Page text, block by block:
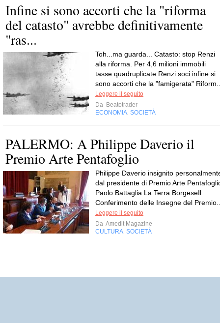
Infine si sono accorti che la "riforma
del catasto" avrebbe definitivamente
"ras...
Toh...ma guarda... Catasto: stop Renzi
alla riforma. Per 4,6 milioni immobili
tasse quadruplicate Renzi soci infine si
sono accorti che la "famigerata"
Leggere il seguito
Da Beatotrader
ECONOMIA SOCIETÀ
PALERMO: A Philippe Daverio il
Premio Arte Pentafoglio
Philippe Daverio insignito
dal presidente di Premio Arte
Paolo Battaglia La Terra BorgeseIl
Conferimento delle Insegne del
Leggere il seguito
Da Amedit Magazine
CULTURA SOCIETÀ